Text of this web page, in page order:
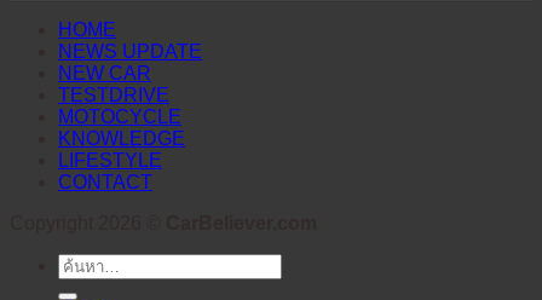
HOME
NEWS UPDATE
NEW CAR
TESTDRIVE
MOTOCYCLE
KNOWLEDGE
LIFESTYLE
CONTACT
ค้นหา: